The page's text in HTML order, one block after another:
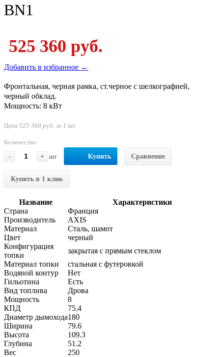
BN1
525 360 руб.
Добавить в избранное ←
Фронтальная, черная рамка, ст.черное с шелкографией,
черный обклад.
Мощность: 8 кВт
Цена 525 360 руб. за 1 шт
Количество
-
+ шт Купить Сравнение
Купить в 1 клик
Название
Характеристики
Страна
Франция
Производитель
AXIS
Материал
Сталь, шамот
Цвет
черный
Конфигурация
топки
закрытая с прямым стеклом
Материал топки
стальная с футеровкой
Водяной контур
Нет
Гильотина
Есть
Вид топлива
Дрова
Мощность
8
КПД
75.4
Диаметр дымохода180
Ширина
79.6
Высота
109.3
Глубина
51.2
Вес
250